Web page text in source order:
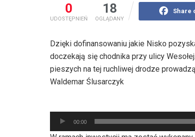
0
UDOSTĘPNIEŃ
18
OGLĄDANY
Share
Dzięki dofinansowaniu jakie Nisko
doczekają się chodnika przy ulicy
pieszych na tej ruchliwej drodze
Waldemar Ślusarczyk
plików
dźwiękowych
00:00